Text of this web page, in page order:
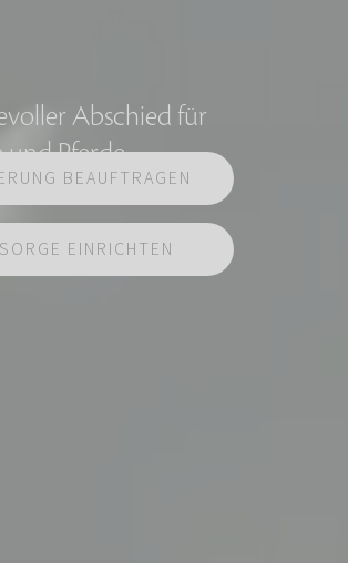
Abschied für
und Pferde
BEAUFTRAGEN
EINRICHTEN